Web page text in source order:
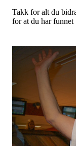
Takk for alt du
for at du har